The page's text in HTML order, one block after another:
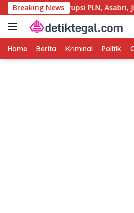
Langsung
ke
konten
Breaking News
Kasus Korupsi PLN, Asabri,
Home Berita Kriminal Politik